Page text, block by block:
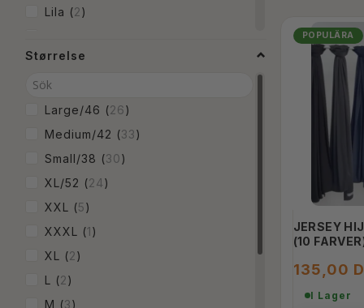
Lila (2)
Ljusgrön
Ljusrosa
Orange( )
Röd(5)
Svart(13 )
Silver (1)
Turkos
Creme Vit
Navy blå
Smokey
Taupe
Størrelse
Large/46 (26)
Medium/42 (33)
Small/38 (30)
XL/52 (24)
XXL
(5)
XXXL
(1)
XL
(2)
L
(2)
M (3)
POPULÄRA
JERSEY
(10
135,00
I Lager